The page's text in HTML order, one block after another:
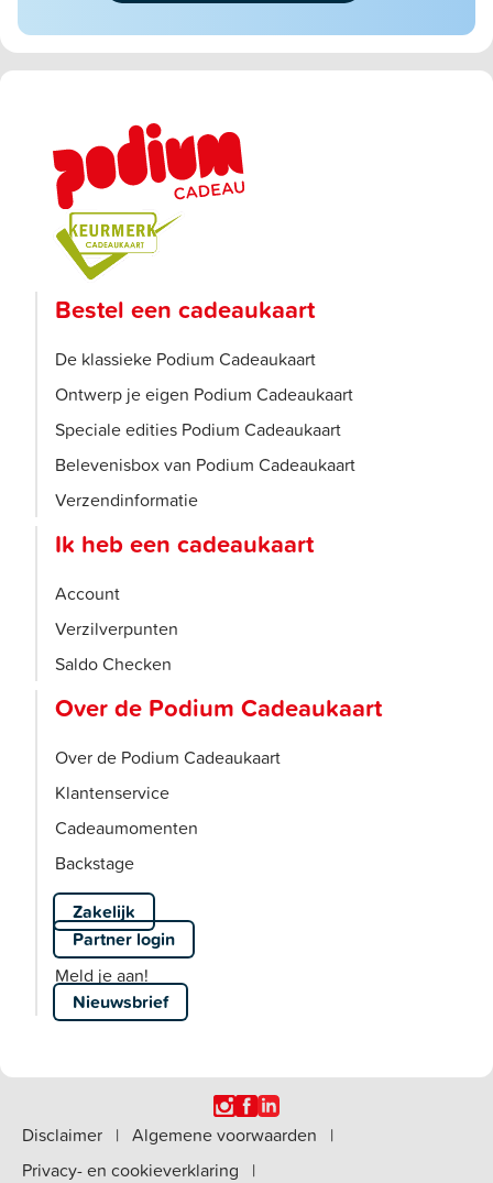
Bestel een cadeaukaart
De klassieke Podium Cadeaukaart
Ontwerp je eigen Podium Cadeaukaart
Speciale edities Podium Cadeaukaart
Belevenisbox van Podium Cadeaukaart
Verzendinformatie
Ik heb een cadeaukaart
Account
Verzilverpunten
Saldo Checken
Over de Podium Cadeaukaart
Over de Podium Cadeaukaart
Klantenservice
Cadeaumomenten
Backstage
Zakelijk
Partner login
Meld je aan!
Nieuwsbrief
Disclaimer | Algemene voorwaarden
|
Privacy- en cookieverklaring
|